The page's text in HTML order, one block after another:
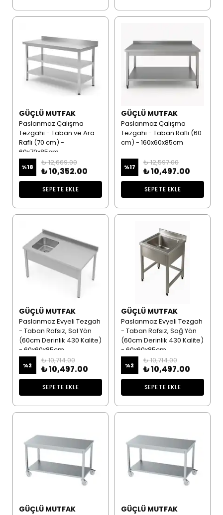
GÜÇLÜ MUTFAK
Paslanmaz Çalışma
Tezgahı - Taban ve Ara
Raflı (70 cm) -
60x70x85cm
%18
₺ 12,669.00
₺ 10,352.00
SEPETE EKLE
GÜÇLÜ MUTFAK
Paslanmaz Çalışma
Tezgahı - Taban Raflı (60
cm) - 160x60x85cm
%17
₺ 12,597.00
₺ 10,497.00
SEPETE EKLE
GÜÇLÜ MUTFAK
Paslanmaz Evyeli Tezgah
- Taban Rafsız, Sol Yön
(60cm Derinlik 430 Kalite)
- 60x60x85cm
%2
₺ 10,714.00
₺ 10,497.00
SEPETE EKLE
GÜÇLÜ MUTFAK
Paslanmaz Evyeli Tezgah
- Taban Rafsız, Sağ Yön
(60cm Derinlik 430 Kalite)
- 60x60x85cm
%2
₺ 10,714.00
₺ 10,497.00
SEPETE EKLE
GÜÇLÜ MUTFAK GÜÇLÜ MUTFAK